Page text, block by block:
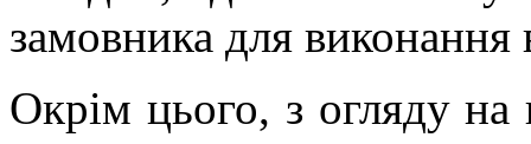
замовника для виконання
Окрім цього, з огляду